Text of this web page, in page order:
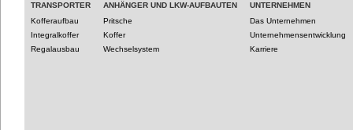
TRANSPORTER
Kofferaufbau
Integralkoffer
Regalausbau
ANHÄNGER UND LKW-AUFBAUTEN
Pritsche
Koffer
Wechselsystem
UNTERNEHMEN
Das Unternehmen
Unternehmensentwicklung
Karriere